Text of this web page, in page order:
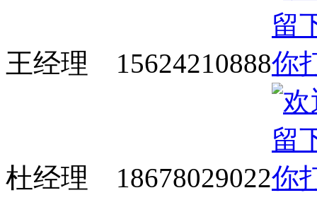
王经理 15624210888
杜经理 18678029022